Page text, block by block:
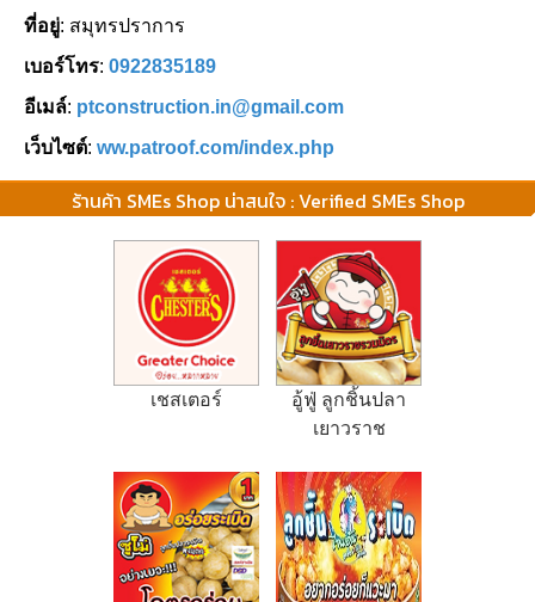
ที่อยู่: สมุทรปราการ
เบอร์โทร: 0922835189
อีเมล์: ptconstruction.in@gmail.com
เว็บไซต์: ww.patroof.com/index.php
ร้านค้า SMEs Shop น่าสนใจ : Verified SMEs Shop
เชสเตอร์
อู้ฟู่ ลูกชิ้นปลา
เยาวราช